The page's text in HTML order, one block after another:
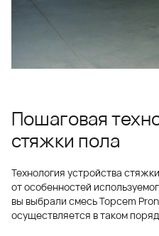
Пошаговая
стяжки пола
Технология устройства
от особенностей
вы выбрали смесь Topcem
осуществляется в таком